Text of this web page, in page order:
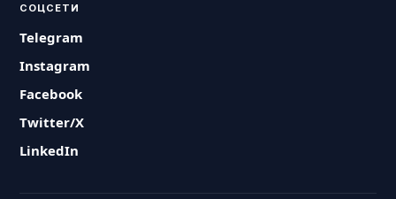
СОЦСЕТИ
Telegram
Instagram
Facebook
Twitter/X
LinkedIn